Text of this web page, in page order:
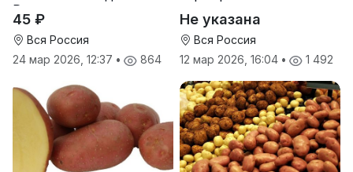
Руси
45 ₽
Вся Россия
24 мар 2026, 12:37 • 864
Не указана
Вся Россия
12 мар 2026, 16:04 • 1 492